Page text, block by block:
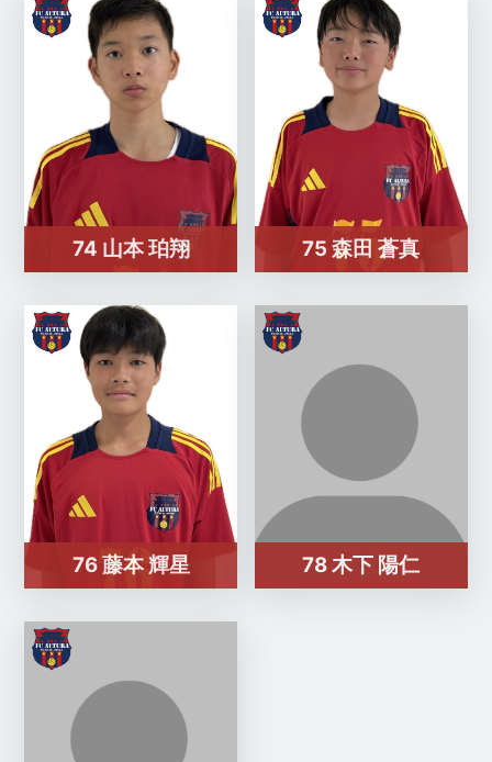
74 山本 珀翔 75 森田 蒼真
76 藤本 輝星 78 木下 陽仁